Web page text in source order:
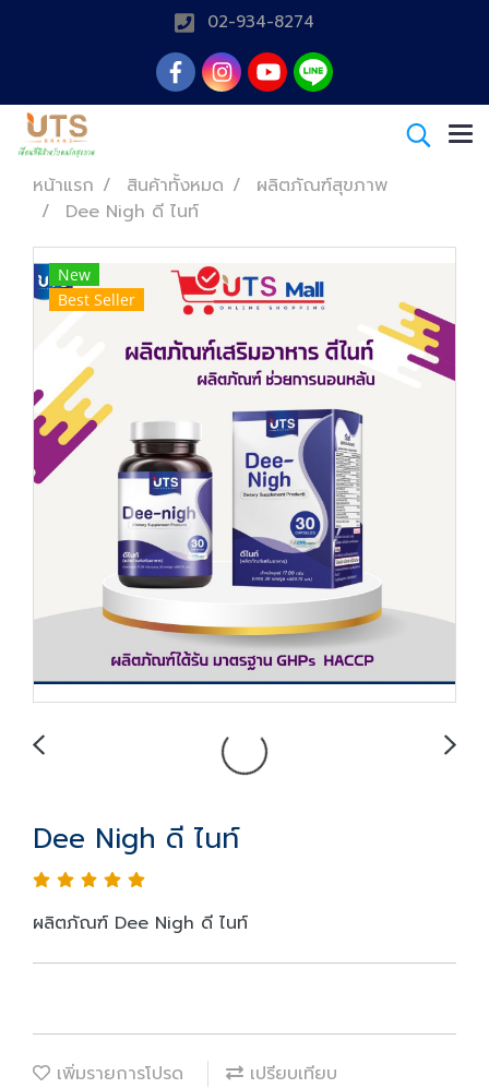
02-934-8274
หน้าแรก สินค้าทั้งหมด
ผลิตภัณฑ์สุขภาพ
Dee Nigh ดี ไนท์
New
Best Seller
Dee Nigh ดี ไนท์
ผลิตภัณฑ์ Dee Nigh ดี ไนท์
เพิ่มรายการโปรด
เปรียบเทียบ